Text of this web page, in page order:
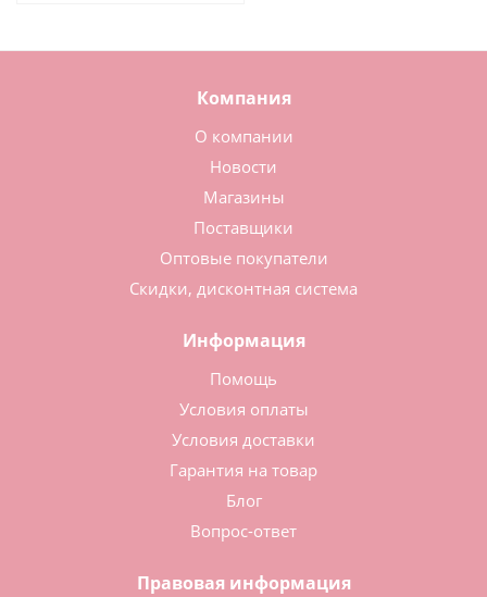
Компания
О компании
Новости
Магазины
Поставщики
Оптовые покупатели
Скидки, дисконтная система
Информация
Помощь
Условия оплаты
Условия доставки
Гарантия на товар
Блог
Вопрос-ответ
Правовая информация